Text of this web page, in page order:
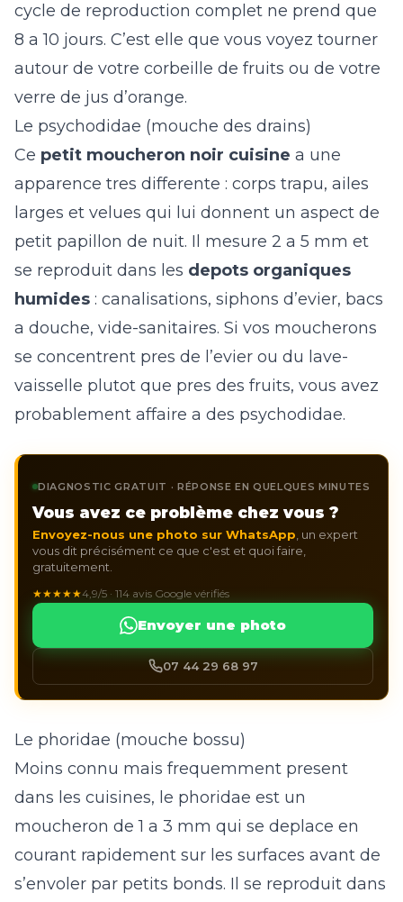
cycle de reproduction complet ne prend que
8 a 10 jours. C’est elle que vous voyez tourner
autour de votre corbeille de fruits ou de votre
verre de jus d’orange.
Le psychodidae (mouche des drains)
Ce petit moucheron noir cuisine a une
apparence tres differente : corps trapu, ailes
larges et velues qui lui donnent un aspect de
petit papillon de nuit. Il mesure 2 a 5 mm et
se reproduit dans les depots organiques
humides : canalisations, siphons d’evier, bacs
a douche, vide-sanitaires. Si vos moucherons
se concentrent pres de l’evier ou du lave-
vaisselle plutot que pres des fruits, vous avez
probablement affaire a des psychodidae.
DIAGNOSTIC GRATUIT · RÉPONSE EN QUELQUES MINUTES
Vous avez ce problème chez vous ?
Envoyez-nous une photo sur WhatsApp , un expert
vous dit précisément ce que c'est et quoi faire,
gratuitement.
★★★★★4,9/5 · 114 avis Google vérifiés
Envoyer une photo
07 44 29 68 97
Le phoridae (mouche bossu)
Moins connu mais frequemment present
dans les cuisines, le phoridae est un
moucheron de 1 a 3 mm qui se deplace en
courant rapidement sur les surfaces avant de
s’envoler par petits bonds. Il se reproduit dans